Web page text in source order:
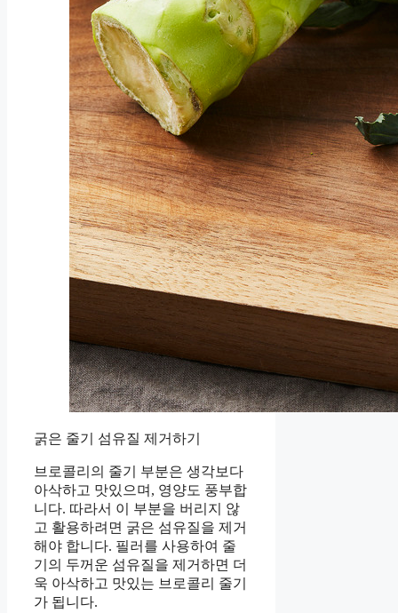
굵은 줄기 섬유질 제거하기
브로콜리의 줄기 부분은 생각보다
아삭하고 맛있으며, 영양도 풍부합
니다. 따라서 이 부분을 버리지 않
고 활용하려면 굵은 섬유질을 제거
해야 합니다. 필러를 사용하여 줄
기의 두꺼운 섬유질을 제거하면 더
욱 아삭하고 맛있는 브로콜리 줄기
가 됩니다.